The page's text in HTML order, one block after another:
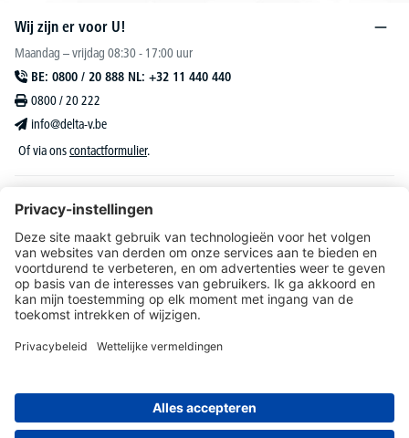
Wij zijn er voor U!
Maandag – vrijdag 08:30 - 17:00 uur
BE: 0800 / 20 888 NL: +32 11 440 440
0800 / 20 222
info@delta-v.be
Of via onscontactformulier.
DELTA-V Lucas
Klantenservice
Over DELTA-V
en organisaties.